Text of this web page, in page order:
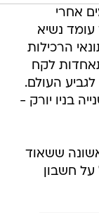
אחרי
עומד נשיא
הרכילות
לקח
העולם.
בניו יורק -
ששאוד
חשבון